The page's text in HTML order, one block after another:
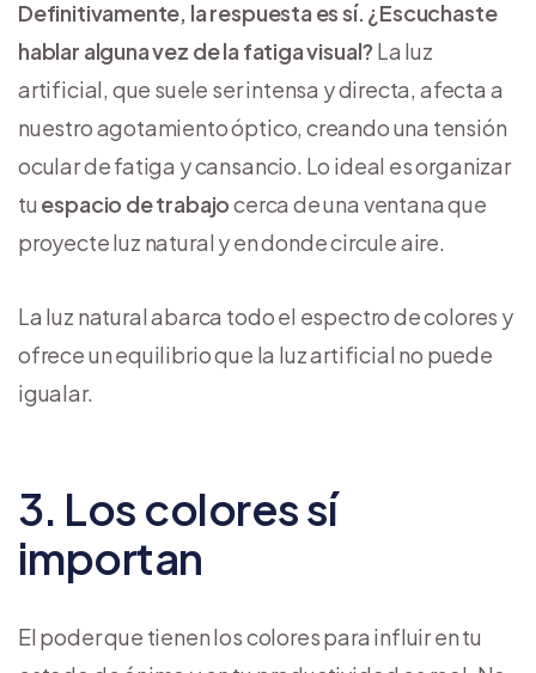
Definitivamente, la respuesta es sí. ¿Escuchaste
hablar alguna vez de la fatiga visual? La luz
artificial, que suele ser intensa y directa, afecta a
nuestro agotamiento óptico, creando una tensión
ocular de fatiga y cansancio. Lo ideal es organizar
tu espacio de trabajocerca de una ventana que
proyecte luz natural y en donde circule aire.
La luz natural abarca todo el espectro de colores y
ofrece un equilibrio que la luz artificial no puede
igualar.
3. Los colores sí
importan
El poder que tienen los colores para influir en tu